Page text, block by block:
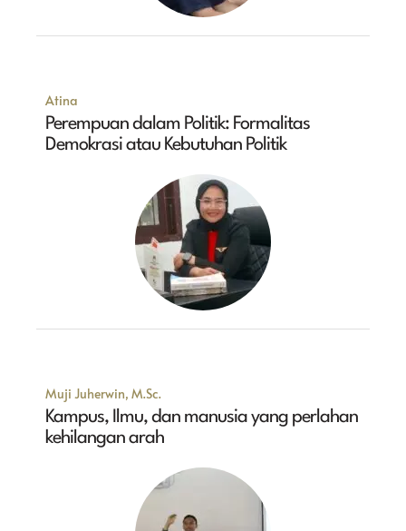
Atina
Perempuan dalam Politik: Formalitas
Demokrasi atau Kebutuhan Politik
Muji Juherwin, M.Sc.
Kampus, Ilmu, dan manusia yang perlahan
kehilangan arah